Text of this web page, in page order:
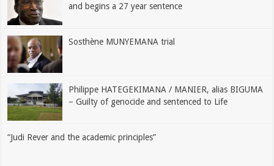
and begins a 27 year sentence
Sosthène MUNYEMANA trial
Philippe HATEGEKIMANA / MANIER, alias BIGUMA
– Guilty of genocide and sentenced to Life
“Judi Rever and the academic principles”